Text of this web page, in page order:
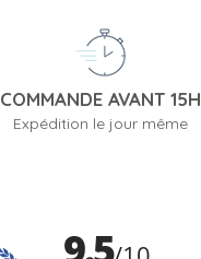
COMMANDE AVANT 15H
Expédition le jour même